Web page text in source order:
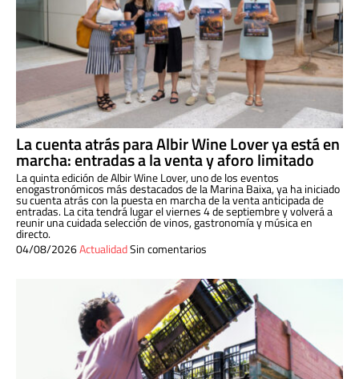
La cuenta atrás para Albir Wine Lover ya está en
marcha: entradas a la venta y aforo limitado
La quinta edición de Albir Wine Lover, uno de los eventos
enogastronómicos más destacados de la Marina Baixa, ya ha iniciado
su cuenta atrás con la puesta en marcha de la venta anticipada de
entradas. La cita tendrá lugar el viernes 4 de septiembre y volverá a
reunir una cuidada selección de vinos, gastronomía y música en
directo.
04/08/2026ActualidadSin comentarios